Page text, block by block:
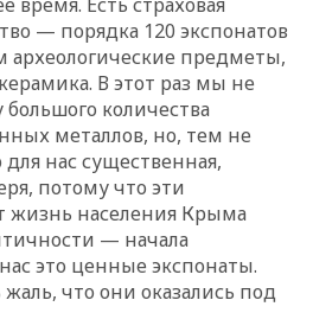
— порядка 120 экспонатов
археологические предметы,
В этот раз мы не
количества
металлов, но, тем не
нас существенная,
потому что эти
жизнь населения Крыма
— начала
это ценные экспонаты.
что они оказались под